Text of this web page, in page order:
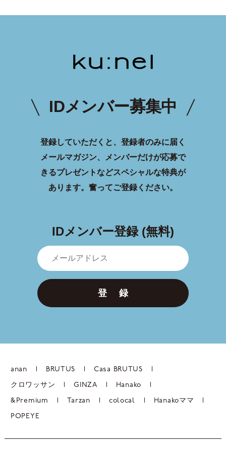
IDメンバー募集中
登録していただくと、登録者のみに届く
メールマガジン、メンバーだけが応募で
きるプレゼントなどスペシャルな特典が
あります。 奮ってご登録ください。
IDメンバー登録 (無料)
登 録
anan BRUTUS Casa BRUTUS
クロワッサン GINZA Hanako
&Premium Tarzan colocal Hanakoママ
POPEYE